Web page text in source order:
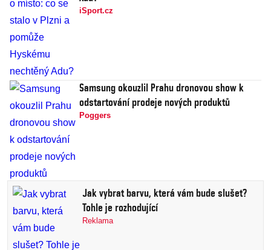
iSport.cz
Samsung okouzlil Prahu dronovou show k
odstartování prodeje nových produktů
Poggers
Jak vybrat barvu, která vám bude slušet?
Tohle je rozhodující
Reklama